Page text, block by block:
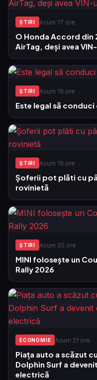
ŞTIRI Acum 17 ore
O Honda Accord din
AirTag, deși avea
ŞTIRI Acum 19 ore
Este legal să conduci
ŞTIRI Acum 19 ore
Șoferii pot plăti cu
rovinietă
ŞTIRI Acum 20 ore
MINI folosește un
Rally 2026
ECONOMIE Acum 21 ore
Piața auto a scăzut
Dolphin Surf a
electrică